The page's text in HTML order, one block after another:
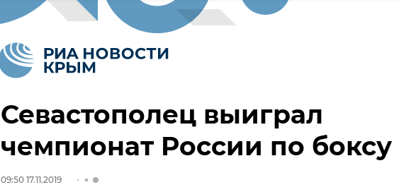
Севастополец выиграл
чемпионат России по боксу
09:50 17.11.2019